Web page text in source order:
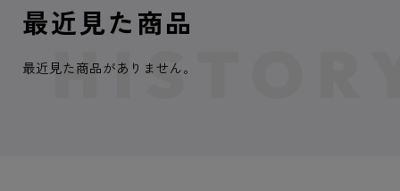
最近見た商品
最近見た商品がありません。